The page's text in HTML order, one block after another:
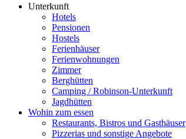
Unterkunft
Hotels
Pensionen
Hostels
Ferienhäuser
Ferienwohnungen
Zimmer
Berghütten
Camping / Robinson-Unterkunft
Jagdhütten
Wohin zum essen
Restaurants, Bistros und Gasthäuser
Pizzerias und sonstige Angebote